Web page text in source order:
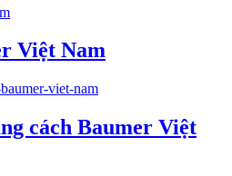
Việt Nam
cách Baumer Việt